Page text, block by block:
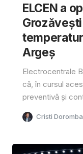
ELCEN a
Argeș
Electrocentrale
că, în cursul
preventivă și
Cristi